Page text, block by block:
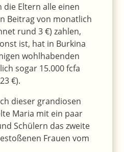
die Eltern alle einen
Beitrag von monatlich
rund 3 €) zahlen,
ist, hat in Burkina
wohlhabenden
sogar 15.000 fcfa
€).
dieser grandiosen
Maria mit ein paar
Schülern das zweite
Frauen vom